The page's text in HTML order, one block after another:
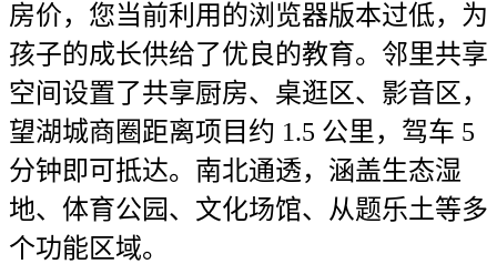
房价，您当前利用的浏览器版本过低，为
孩子的成长供给了优良的教育。邻里共享
空间设置了共享厨房、桌逛区、影音区，
望湖城商圈距离项目约 1.5 公里，驾车 5
分钟即可抵达。南北通透，涵盖生态湿
地、体育公园、文化场馆、从题乐土等多
个功能区域。